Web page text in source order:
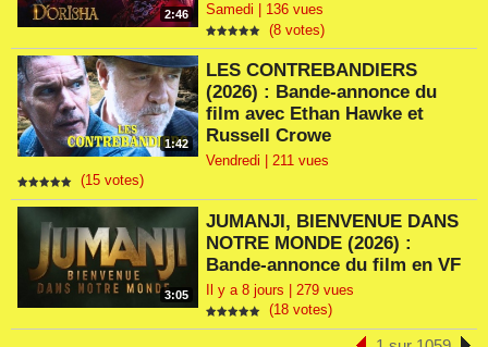
2:46
Samedi | 136 vues
(8 votes)
1:42
LES CONTREBANDIERS
(2026) : Bande-annonce du
film avec Ethan Hawke et
Russell Crowe
Vendredi | 211 vues
(15 votes)
3:05
JUMANJI, BIENVENUE DANS
NOTRE MONDE (2026) :
Bande-annonce du film en VF
Il y a 8 jours | 279 vues
(18 votes)